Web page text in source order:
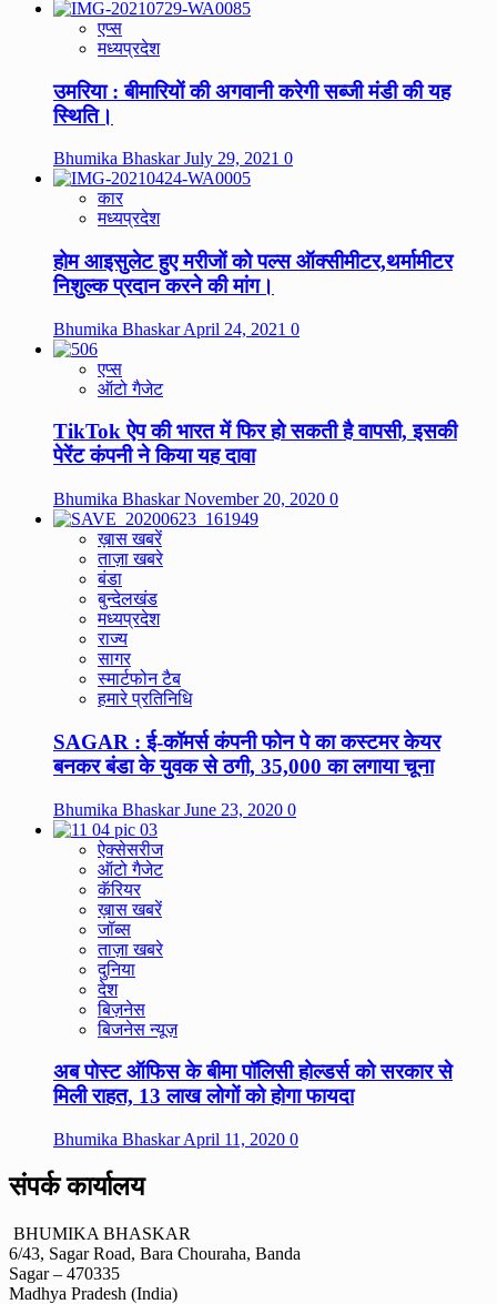
एप्स
मध्यप्रदेश
उमरिया : बीमारियों की अगवानी करेगी सब्जी मंडी की यह
स्थिति।
Bhumika BhaskarJuly 29, 2021 0
कार
मध्यप्रदेश
होम आइसुलेट हुए मरीजों को पल्स ऑक्सीमीटर,थर्मामीटर
निशुल्क प्रदान करने की मांग।
Bhumika BhaskarApril 24, 2021 0
एप्स
ऑटो गैजेट
TikTok ऐप की भारत में फिर हो सकती है वापसी, इसकी
पेरेंट कंपनी ने किया यह दावा
Bhumika BhaskarNovember 20, 2020 0
ख़ास खबरें
ताज़ा खबरे
बंडा
बुन्देलखंड
मध्यप्रदेश
राज्य
सागर
स्मार्टफोन टैब
हमारे प्रतिनिधि
SAGAR : ई-कॉमर्स कंपनी फोन पे का कस्टमर केयर
बनकर बंडा के युवक से ठगी, 35,000 का लगाया चूना
Bhumika BhaskarJune 23, 2020 0
ऐक्सेसरीज
ऑटो गैजेट
कॅरियर
ख़ास खबरें
जॉब्स
ताज़ा खबरे
दुनिया
देश
बिज़नेस
बिजनेस न्यूज़
अब पोस्ट ऑफिस के बीमा पॉलिसी होल्डर्स को सरकार से
मिली राहत, 13 लाख लोगों को होगा फायदा
Bhumika BhaskarApril 11, 2020 0
संपर्क कार्यालय
BHUMIKA BHASKAR
6/43, Sagar Road, Bara Chouraha, Banda
Sagar – 470335
Madhya Pradesh (India)